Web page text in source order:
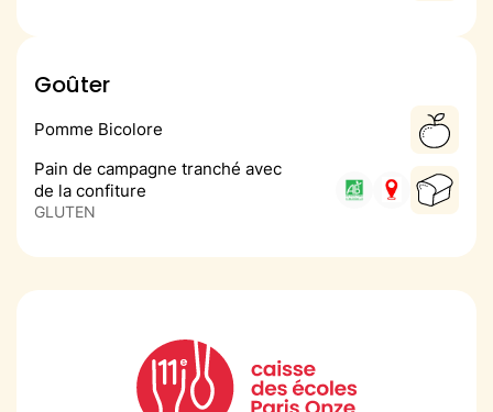
Goûter
Pomme Bicolore
Pain de campagne tranché avec
de la confiture
GLUTEN